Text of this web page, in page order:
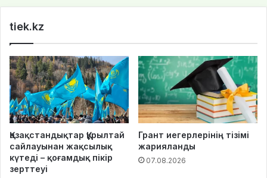
te
tiek.kz
Қазақстандықтар Құрылтай
сайлауынан жақсылық
күтеді – қоғамдық пікір
зерттеуі
Грант иегерлерінің тізімі
жарияланды
07.08.2026